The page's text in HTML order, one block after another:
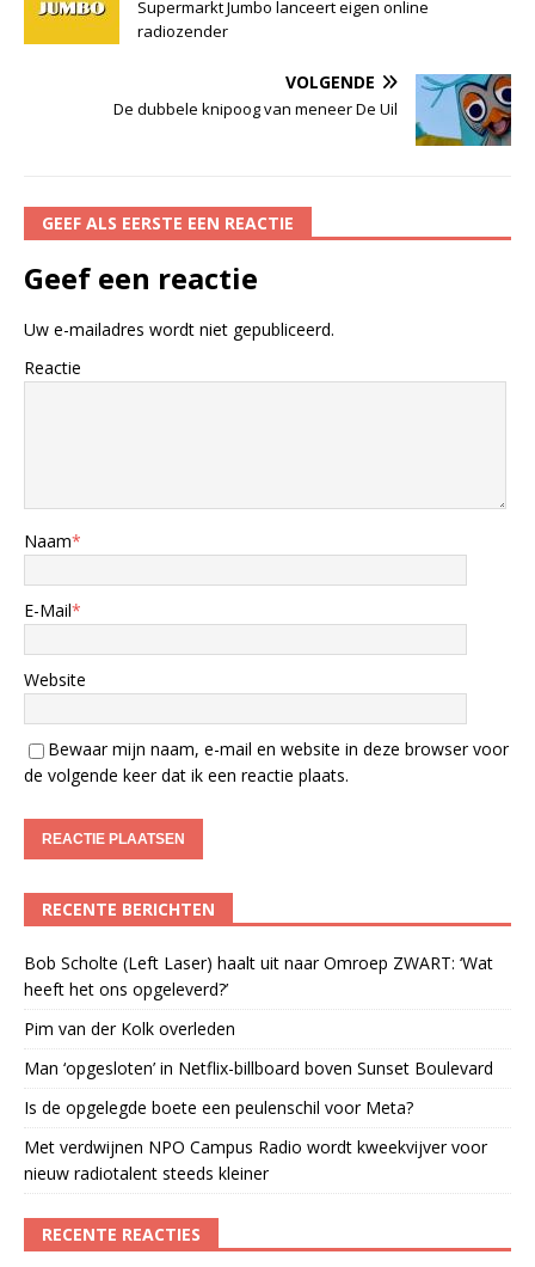
Supermarkt Jumbo lanceert eigen online
radiozender
VOLGENDE
De dubbele knipoog van meneer De Uil
GEEF ALS EERSTE EEN REACTIE
Geef een reactie
Uw e-mailadres wordt niet gepubliceerd.
Reactie
Naam*
E-Mail*
Website
Bewaar mijn naam, e-mail en website in deze browser voor
de volgende keer dat ik een reactie plaats.
RECENTE BERICHTEN
Bob Scholte (Left Laser) haalt uit naar Omroep ZWART: ‘Wat
heeft het ons opgeleverd?’
Pim van der Kolk overleden
Man ‘opgesloten’ in Netflix-billboard boven Sunset Boulevard
Is de opgelegde boete een peulenschil voor Meta?
Met verdwijnen NPO Campus Radio wordt kweekvijver voor
nieuw radiotalent steeds kleiner
RECENTE REACTIES